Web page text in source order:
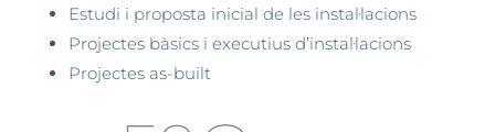
Estudi i proposta inicial de les instal·lacions
Projectes bàsics i executius d’instal·lacions
Projectes as-built